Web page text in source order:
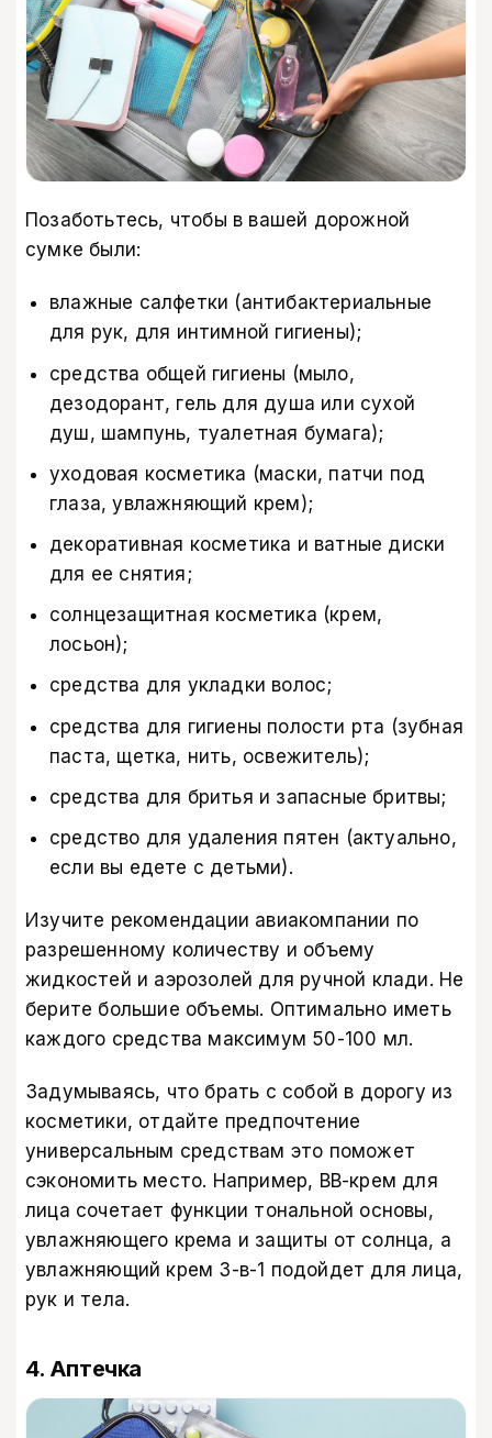
Позаботьтесь, чтобы в вашей дорожной
сумке были:
влажные салфетки (антибактериальные
для рук, для интимной гигиены);
средства общей гигиены (мыло,
дезодорант, гель для душа или сухой
душ, шампунь, туалетная бумага);
уходовая косметика (маски, патчи под
глаза, увлажняющий крем);
декоративная косметика и ватные диски
для ее снятия;
солнцезащитная косметика (крем,
лосьон);
средства для укладки волос;
средства для гигиены полости рта (зубная
паста, щетка, нить, освежитель);
средства для бритья и запасные бритвы;
средство для удаления пятен (актуально,
если вы едете с детьми).
Изучите рекомендации авиакомпании по
разрешенному количеству и объему
жидкостей и аэрозолей для ручной клади. Не
берите большие объемы. Оптимально иметь
каждого средства максимум 50-100 мл.
Задумываясь, что брать с собой в дорогу из
косметики, отдайте предпочтение
универсальным средствам это поможет
сэкономить место. Например, BB-крем для
лица сочетает функции тональной основы,
увлажняющего крема и защиты от солнца, а
увлажняющий крем 3-в-1 подойдет для лица,
рук и тела.
4. Аптечка